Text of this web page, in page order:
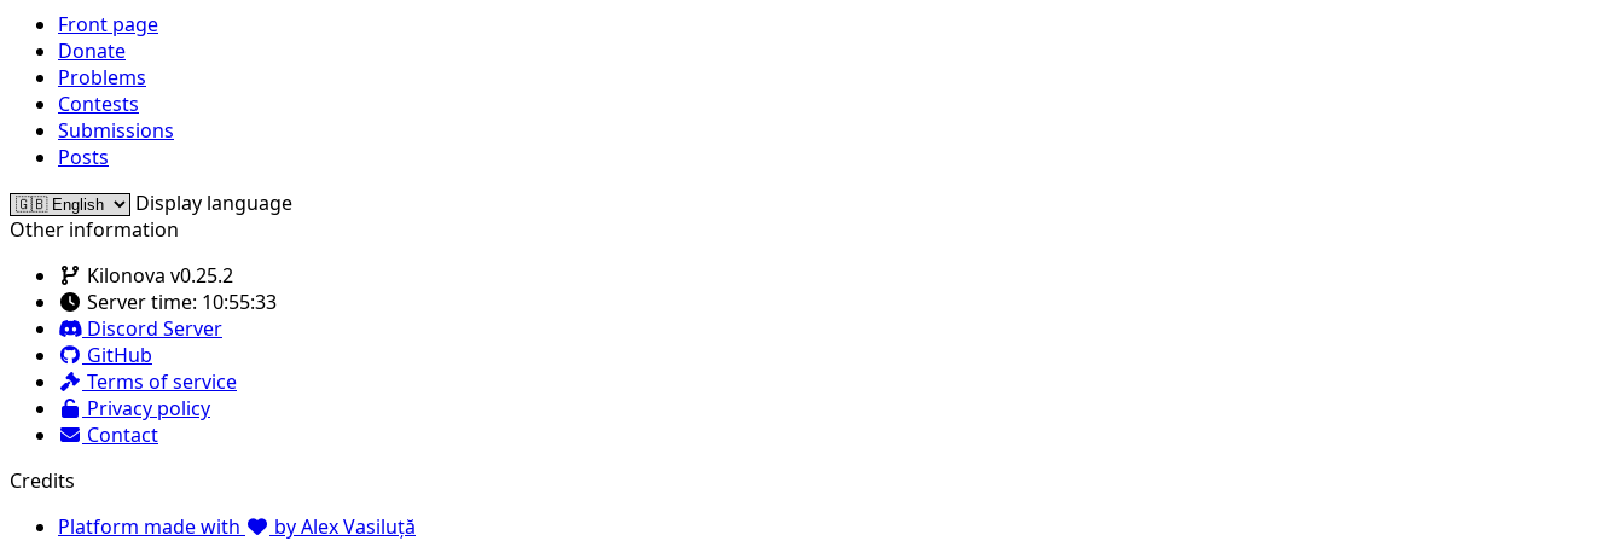
Front page
Donate
Problems
Contests
Submissions
Posts
Display language
Other information
Kilonova v0.25.2
Server time: 10:55:33
Discord Server
GitHub
Terms of service
Privacy policy
Contact
Credits
Platform made with
by Alex Vasiluță